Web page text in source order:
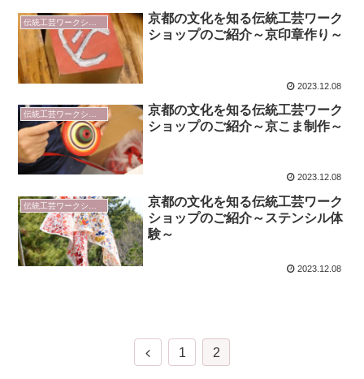
伝統工芸ワークショップ
京都の文化を知る伝統工芸ワーク
ショップのご紹介～京印章作り～
2023.12.08
京都の文化を知る伝統工芸ワーク
ショップのご紹介～京こま制作～
2023.12.08
京都の文化を知る伝統工芸ワーク
ショップのご紹介～ステンシル体
験～
2023.12.08
前
1 2